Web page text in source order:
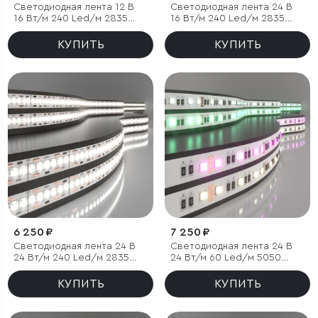
Светодиодная лента 12 В
16 Вт/м 240 Led/м 2835
IP65, дневной белый 4200K,
КУПИТЬ
Светодиодная лента 24 В
16 Вт/м 240 Led/м 2835
IP65, дневной белый 4200K,
КУПИТЬ
6 250 ₽
Светодиодная лента 24 В
24 Вт/м 240 Led/м 2835
IP20, дневной белый 4200K,
КУПИТЬ
7 250 ₽
Светодиодная лента 24 В
24 Вт/м 60 Led/м 5050
IP20, MIX RGB/дневной
белый 4200K, 5 м
КУПИТЬ